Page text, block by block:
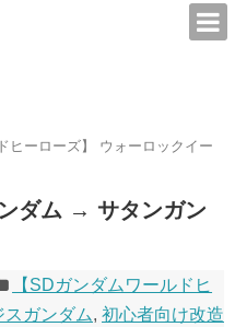
ヒーローズ】 ウォーロックイー
ダム → サタンガン
【SDガンダムワールドヒ
ガンダム, 初心者向け改造